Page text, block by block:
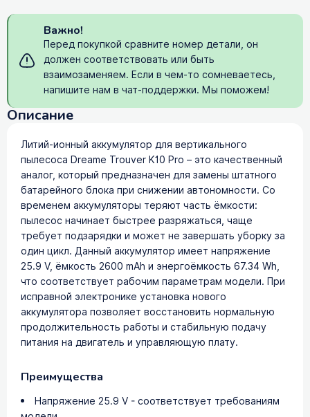
Важно!
Перед покупкой сравните номер детали, он
должен соответствовать или быть
взаимозаменяем. Если в чем-то сомневаетесь,
напишите нам в чат-поддержки. Мы поможем!
Описание
Литий-ионный аккумулятор для вертикального
пылесоса Dreame Trouver K10 Pro – это качественный
аналог, который предназначен для замены штатного
батарейного блока при снижении автономности. Со
временем аккумуляторы теряют часть ёмкости:
пылесос начинает быстрее разряжаться, чаще
требует подзарядки и может не завершать уборку за
один цикл. Данный аккумулятор имеет напряжение
25.9 V, ёмкость 2600 mAh и энергоёмкость 67.34 Wh,
что соответствует рабочим параметрам модели. При
исправной электронике установка нового
аккумулятора позволяет восстановить нормальную
продолжительность работы и стабильную подачу
питания на двигатель и управляющую плату.
Преимущества
Напряжение 25.9 V - соответствует требованиям